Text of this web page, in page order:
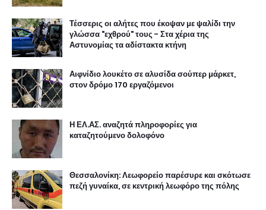
Τέσσερις οι αλήτες που έκοψαν με ψαλίδι την
γλώσσα "εχθρού" τους - Στα χέρια της
Αστυνομίας τα αδίστακτα κτήνη
Αιφνίδιο λουκέτο σε αλυσίδα σούπερ μάρκετ,
στον δρόμο 170 εργαζόμενοι
Η ΕΛ.ΑΣ. αναζητά πληροφορίες για
καταζητούμενο δολοφόνο
Θεσσαλονίκη: Λεωφορείο παρέσυρε και σκότωσε
πεζή γυναίκα, σε κεντρική λεωφόρο της πόλης